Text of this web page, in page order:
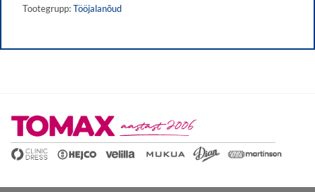
Tootegrupp:Tööjalanõud